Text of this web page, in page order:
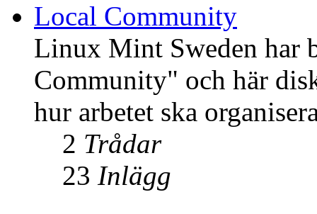
Local Community
Linux Mint Sweden
Community" och här
hur arbetet ska
2 Trådar
23 Inlägg